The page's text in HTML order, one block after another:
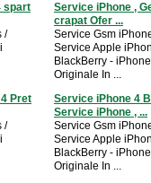
spart
/
Service iPhone ,
crapat Ofer ...
Service Gsm
Service Apple
BlackBerry -
Originale In ...
Pret
/
Service iPhone 4
Service iPhone , ...
Service Gsm
Service Apple
BlackBerry -
Originale In ...